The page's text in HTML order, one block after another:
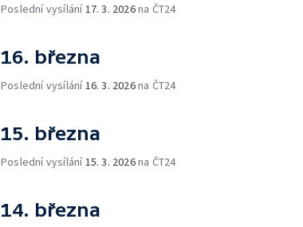
Poslední vysílání 17. 3. 2026na ČT24
16. března
Poslední vysílání 16. 3. 2026na ČT24
15. března
Poslední vysílání 15. 3. 2026na ČT24
14. března